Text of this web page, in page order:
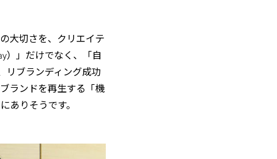
大切さを、クリエイテ
）」だけでなく、「自
リブランディング成功
ランドを再生する「機
ありそうです。